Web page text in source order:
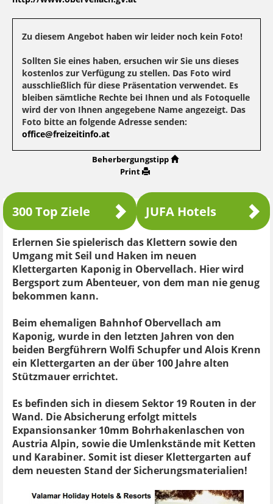
Zu diesem Angebot haben wir leider noch kein Foto!
Sollten Sie eines haben, ersuchen wir Sie uns dieses
kostenlos zur Verfügung zu stellen. Das Foto wird
ausschließlich für diese Präsentation verwendet. Es
bleiben sämtliche Rechte bei Ihnen und als Fotoquelle
wird der von Ihnen angegebene Name angezeigt. Das
Foto bitte an folgende Adresse senden:
office@freizeitinfo.at
Beherbergungstipp
Print
300 Top Ziele JUFA Hotels
Erlernen Sie spielerisch das Klettern sowie den
Umgang mit Seil und Haken im neuen
Klettergarten Kaponig in Obervellach. Hier wird
Bergsport zum Abenteuer, von dem man nie genug
bekommen kann.
Beim ehemaligen Bahnhof Obervellach am
Kaponig, wurde in den letzten Jahren von den
beiden Bergführern Wolfi Schupfer und Alois Krenn
ein Klettergarten an der über 100 Jahre alten
Stützmauer errichtet.
Es befinden sich in diesem Sektor 19 Routen in der
Wand. Die Absicherung erfolgt mittels
Expansionsanker 10mm Bohrhakenlaschen von
Austria Alpin, sowie die Umlenkstände mit Ketten
und Karabiner. Somit ist dieser Klettergarten auf
dem neuesten Stand der Sicherungsmaterialien!